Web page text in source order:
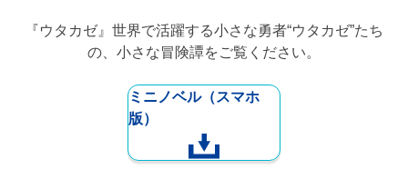
『ウタカゼ』世界で活躍する小さな勇者“ウタカゼ”たち
の、小さな冒険譚をご覧ください。
ミニノベル（スマホ
版）